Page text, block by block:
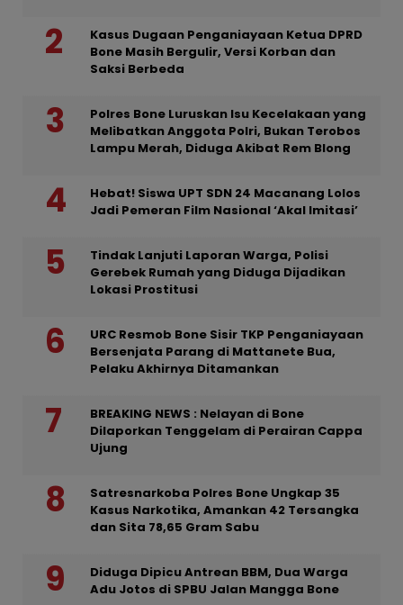
Kasus Dugaan Penganiayaan Ketua DPRD
Bone Masih Bergulir, Versi Korban dan
Saksi Berbeda
Polres Bone Luruskan Isu Kecelakaan yang
Melibatkan Anggota Polri, Bukan Terobos
Lampu Merah, Diduga Akibat Rem Blong
Hebat! Siswa UPT SDN 24 Macanang Lolos
Jadi Pemeran Film Nasional ‘Akal Imitasi’
Tindak Lanjuti Laporan Warga, Polisi
Gerebek Rumah yang Diduga Dijadikan
Lokasi Prostitusi
URC Resmob Bone Sisir TKP Penganiayaan
Bersenjata Parang di Mattanete Bua,
Pelaku Akhirnya Ditamankan
BREAKING NEWS : Nelayan di Bone
Dilaporkan Tenggelam di Perairan Cappa
Ujung
Satresnarkoba Polres Bone Ungkap 35
Kasus Narkotika, Amankan 42 Tersangka
dan Sita 78,65 Gram Sabu
Diduga Dipicu Antrean BBM, Dua Warga
Adu Jotos di SPBU Jalan Mangga Bone